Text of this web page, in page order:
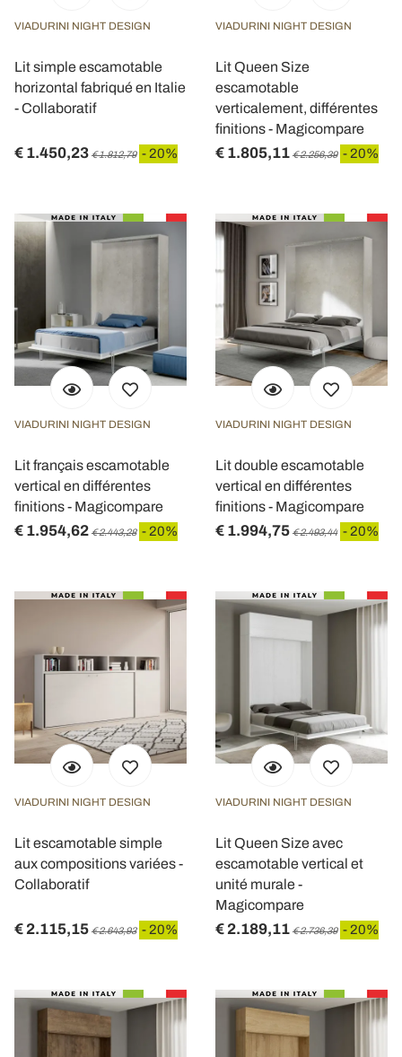
VIADURINI NIGHT DESIGN
Lit simple escamotable
horizontal fabriqué en Italie
- Collaboratif
€ 1.450,23 € 1.812,79 - 20%
VIADURINI NIGHT DESIGN
Lit Queen Size
escamotable
verticalement, différentes
finitions - Magicompare
€ 1.805,11 € 2.256,39 - 20%
VIADURINI NIGHT DESIGN
Lit français escamotable
vertical en différentes
finitions - Magicompare
€ 1.954,62 € 2.443,28 - 20%
VIADURINI NIGHT DESIGN
Lit double escamotable
vertical en différentes
finitions - Magicompare
€ 1.994,75 € 2.493,44 - 20%
VIADURINI NIGHT DESIGN
Lit escamotable simple
aux compositions variées -
Collaboratif
€ 2.115,15 € 2.643,93 - 20%
VIADURINI NIGHT DESIGN
Lit Queen Size avec
escamotable vertical et
unité murale -
Magicompare
€ 2.189,11 € 2.736,39 - 20%